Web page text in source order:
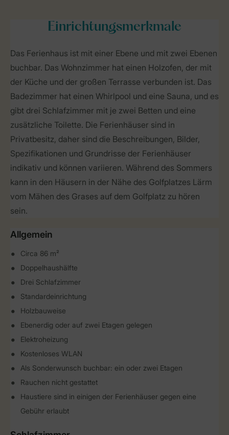
Einrichtungsmerkmale
Das Ferienhaus ist mit einer Ebene und mit zwei Ebenen
buchbar. Das Wohnzimmer hat einen Holzofen, der mit
der Küche und der großen Terrasse verbunden ist. Das
Badezimmer hat einen Whirlpool und eine Sauna, und es
gibt drei Schlafzimmer mit je zwei Betten und eine
zusätzliche Toilette. Die Ferienhäuser sind in
Privatbesitz, daher sind die Beschreibungen, Bilder,
Spezifikationen und Grundrisse der Ferienhäuser
indikativ und können variieren. Während des Sommers
kann in den Häusern in der Nähe des Golfplatzes Lärm
vom Mähen des Grases auf dem Golfplatz zu hören
sein.
Allgemein
Circa 86 m²
Doppelhaushälfte
Drei Schlafzimmer
Standardeinrichtung
Holzbauweise
Ebenerdig oder auf zwei Etagen gelegen
Elektroheizung
Kostenloses WLAN
Als Sonderwunsch buchbar: ein oder zwei Etagen
Rauchen nicht gestattet
Haustiere sind in einigen der Ferienhäuser gegen eine
Gebühr erlaubt